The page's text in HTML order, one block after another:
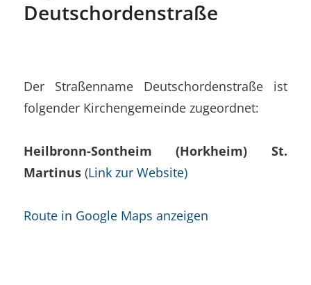
Deutschordenstraße
Der Straßenname Deutschordenstraße ist
folgender Kirchengemeinde zugeordnet:
Heilbronn-Sontheim (Horkheim) St.
Martinus (Link zur Website)
Route in Google Maps anzeigen